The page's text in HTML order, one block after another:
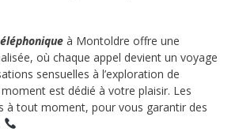
à Montoldre offre une
où chaque appel devient un voyage
sensuelles à l’exploration de
est dédié à votre plaisir. Les
à tout moment, pour vous garantir des